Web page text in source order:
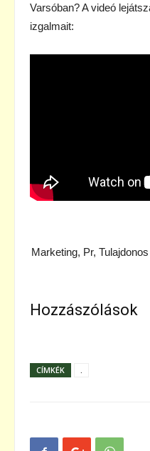
Varsóban? A videó
izgalmait:
Marketing, Pr,
Hozzászólások
CÍMKÉK .